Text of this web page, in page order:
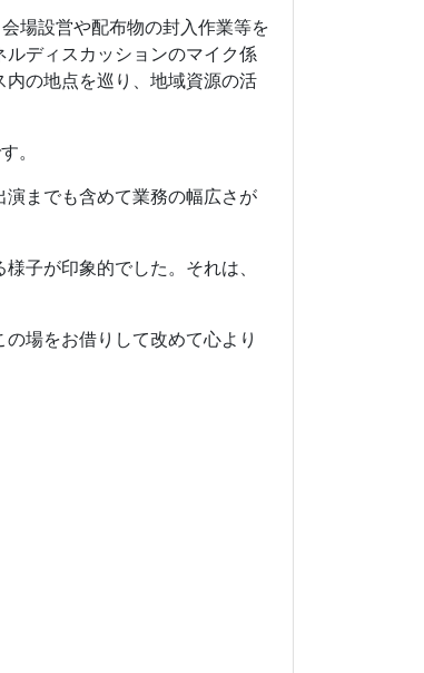
場設営や配布物の封入作業等を
ディスカッションのマイク係
の地点を巡り、地域資源の活
。
までも含めて業務の幅広さが
子が印象的でした。それは、
場をお借りして改めて心より